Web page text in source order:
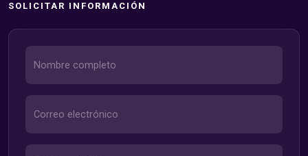
SOLICITAR INFORMACIÓN